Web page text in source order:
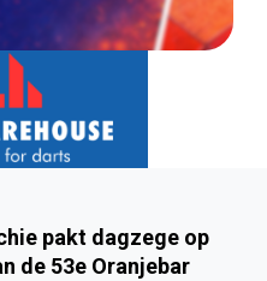
pakt dagzege op
de 53e Oranjebar